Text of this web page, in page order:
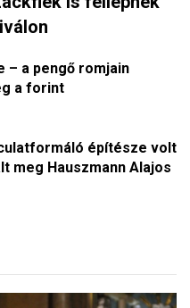
hogy a platóra dobják
jelöltjével
– a pengő romjain
a forint
építésze volt
meg Hauszmann Alajos